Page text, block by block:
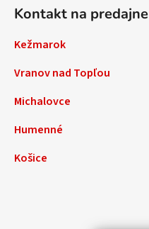
Kontakt na predajne
Kežmarok
Vranov nad Topľou
Michalovce
Humenné
Košice